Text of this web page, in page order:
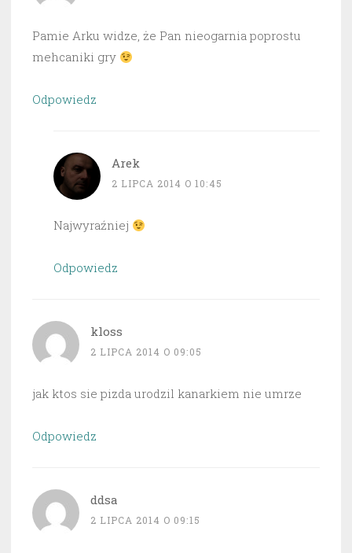
Pamie Arku widze, że Pan nieogarnia poprostu
mehcaniki gry
Odpowiedz
Arek
2 LIPCA 2014 O 10:45
Najwyraźniej
Odpowiedz
kloss
2 LIPCA 2014 O 09:05
jak ktos sie pizda urodzil kanarkiem nie umrze
Odpowiedz
ddsa
2 LIPCA 2014 O 09:15